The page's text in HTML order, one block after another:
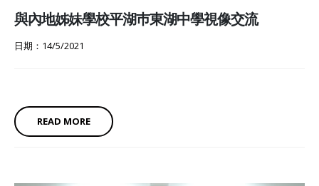
與內地姊妹學校平湖巿東湖中學視像交流
日期：14/5/2021
READ MORE